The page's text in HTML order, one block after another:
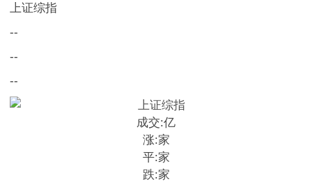
上证综指
--
--
--
成交:亿
涨:家
平:家
跌:家